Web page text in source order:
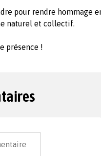
pour rendre hommage
naturel et collectif.
présence !